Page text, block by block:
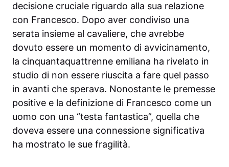
decisione cruciale riguardo alla sua relazione
con Francesco. Dopo aver condiviso una
serata insieme al cavaliere, che avrebbe
dovuto essere un momento di avvicinamento,
la cinquantaquattrenne emiliana ha rivelato in
studio di non essere riuscita a fare quel passo
in avanti che sperava. Nonostante le premesse
positive e la definizione di Francesco come un
uomo con una “testa fantastica”, quella che
doveva essere una connessione significativa
ha mostrato le sue fragilità.